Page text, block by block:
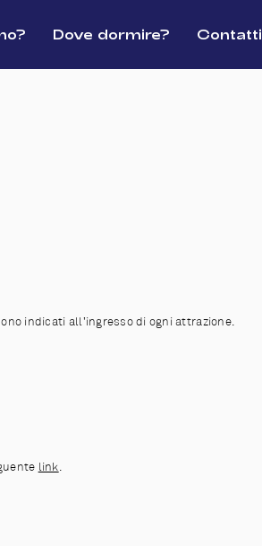
Dove dormire? Contatti
indicati all’ingresso di ogni attrazione.
link.